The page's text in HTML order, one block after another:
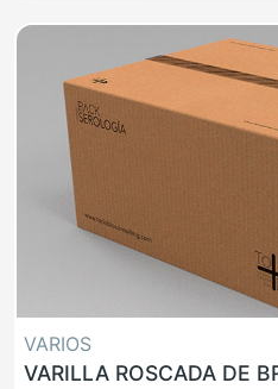
VARIOS
VARILLA ROSCADA DE